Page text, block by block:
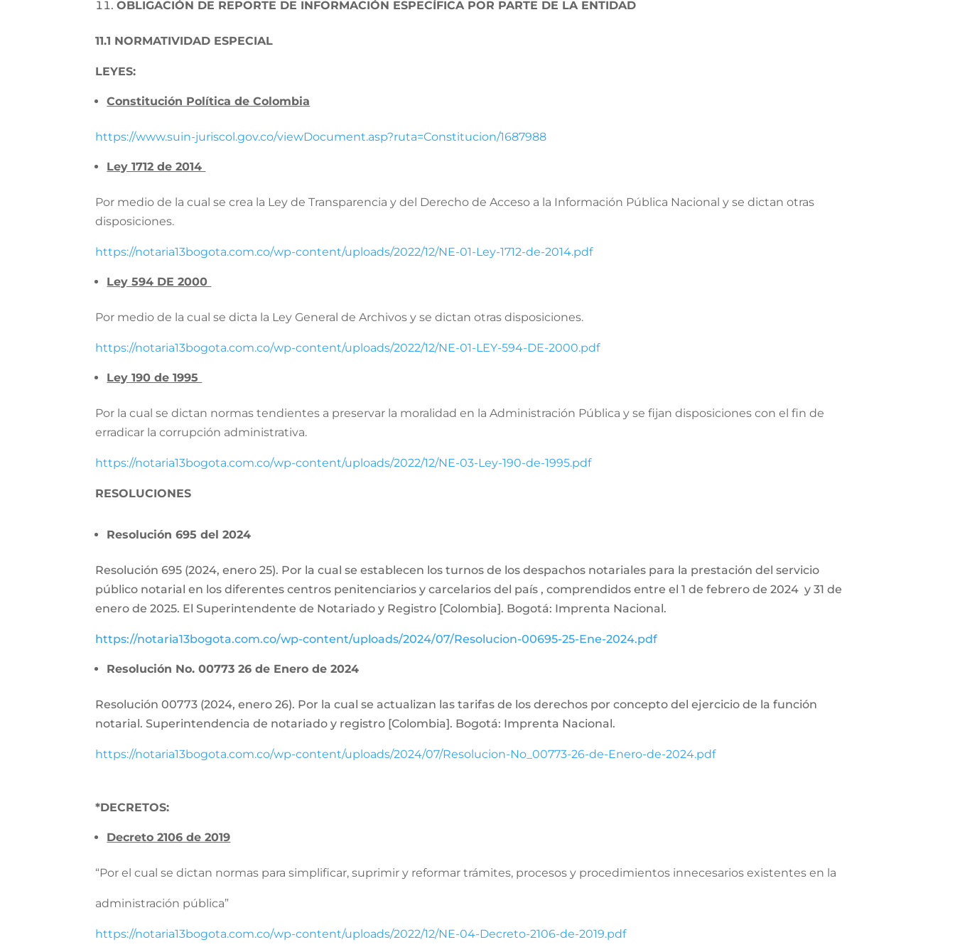
OBLIGACIÓN DE REPORTE DE INFORMACIÓN ESPECÍFICA POR PARTE DE LA ENTIDAD
11.1 NORMATIVIDAD ESPECIAL
LEYES:
Constitución Política de Colombia
https://www.suin-juriscol.gov.co/viewDocument.asp?ruta=Constitucion/1687988
Ley 1712 de 2014
Por medio de la cual se crea la Ley de Transparencia y del Derecho de Acceso a la Información Pública Nacional y se dictan otras
disposiciones.
https://notaria13bogota.com.co/wp-content/uploads/2022/12/NE-01-Ley-1712-de-2014.pdf
Ley 594 DE 2000
Por medio de la cual se dicta la Ley General de Archivos y se dictan otras disposiciones.
https://notaria13bogota.com.co/wp-content/uploads/2022/12/NE-01-LEY-594-DE-2000.pdf
Ley 190 de 1995
Por la cual se dictan normas tendientes a preservar la moralidad en la Administración Pública y se fijan disposiciones con el fin de
erradicar la corrupción administrativa.
https://notaria13bogota.com.co/wp-content/uploads/2022/12/NE-03-Ley-190-de-1995.pdf
RESOLUCIONES
Resolución 695 del 2024
Resolución 695 (2024, enero 25). Por la cual se establecen los turnos de los despachos notariales para la prestación del servicio
público notarial en los diferentes centros penitenciarios y carcelarios del país , comprendidos entre el 1 de febrero de 2024 y 31 de
enero de 2025. El Superintendente de Notariado y Registro [Colombia]. Bogotá: Imprenta Nacional.
https://notaria13bogota.com.co/wp-content/uploads/2024/07/Resolucion-00695-25-Ene-2024.pdf
Resolución No. 00773 26 de Enero de 2024
Resolución 00773 (2024, enero 26). Por la cual se actualizan las tarifas de los derechos por concepto del ejercicio de la función
notarial. Superintendencia de notariado y registro [Colombia]. Bogotá: Imprenta Nacional.
https://notaria13bogota.com.co/wp-content/uploads/2024/07/Resolucion-No_00773-26-de-Enero-de-2024.pdf
*DECRETOS:
Decreto 2106 de 2019
“Por el cual se dictan normas para simplificar, suprimir y reformar trámites, procesos y procedimientos innecesarios existentes en la
administración pública”
https://notaria13bogota.com.co/wp-content/uploads/2022/12/NE-04-Decreto-2106-de-2019.pdf